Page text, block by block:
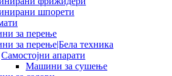
шпорети
за перење
за перење|Бела техника
Самостојни апарати
Машини за сушење